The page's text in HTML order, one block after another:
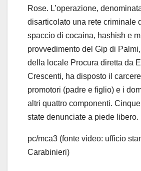
e
o
Rose. L’operazione,
disarticolato una rete criminale
spaccio di cocaina, hashish e
provvedimento del Gip di
della locale Procura diretta da
Crescenti, ha disposto il
promotori (padre e figlio) e i
altri quattro componenti.
state denunciate a piede libero.
pc/mca3 (fonte video: ufficio
Carabinieri)